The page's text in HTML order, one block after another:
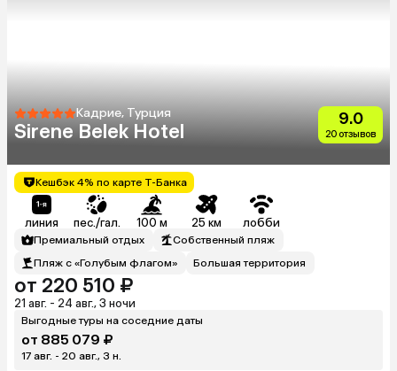
Кадрие, Турция
Sirene Belek Hotel
9.0
20 отзывов
Кешбэк 4% по карте Т-Банка
линия пес./гал. 100 м 25 км лобби
Премиальный отдых
Собственный пляж
Пляж с «Голубым флагом»
Большая территория
от 220 510 ₽
21 авг. - 24 авг., 3 ночи
Выгодные туры на соседние даты
от 885 079 ₽
17 авг. - 20 авг., 3 н.